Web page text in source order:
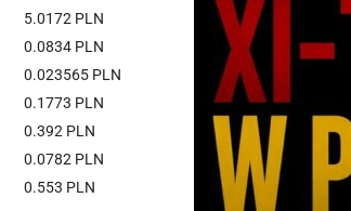
5.0172 PLN
0.0834 PLN
0.023565 PLN
0.1773 PLN
0.392 PLN
0.0782 PLN
0.553 PLN